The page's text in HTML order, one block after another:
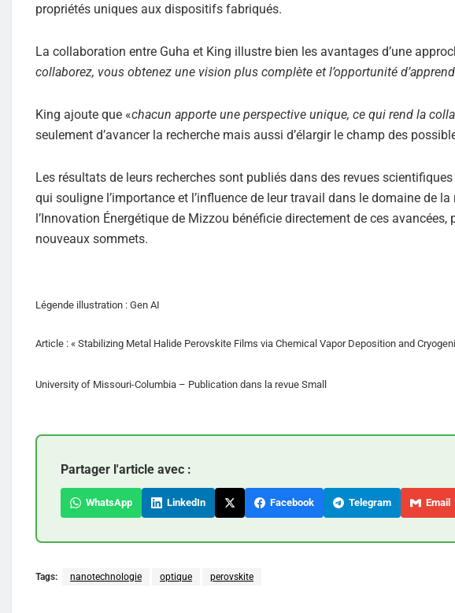
propriétés uniques aux dispositifs fabriqués.
La collaboration entre Guha et King illustre bien les avantages d’une
collaborez, vous obtenez une vision plus complète et l’opportunité
King ajoute que «chacun apporte une perspective unique, ce qui rend la
seulement d’avancer la recherche mais aussi d’élargir le champ des
Les résultats de leurs recherches sont publiés dans des revues
qui souligne l’importance et l’influence de leur travail dans le domaine de
l’Innovation Énergétique de Mizzou bénéficie directement de ces
nouveaux sommets.
Légende illustration : Gen AI
Article : « Stabilizing Metal Halide Perovskite Films via Chemical Vapor Deposition and
University of Missouri-Columbia – Publication dans la revue Small
Partager l'article avec :
WhatsApp LinkedIn Facebook Telegram Email
Tags: nanotechnologie optique perovskite